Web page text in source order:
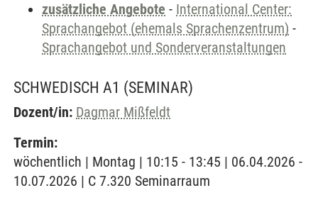
zusätzliche Angebote - International Center:
Sprachangebot (ehemals Sprachenzentrum) -
Sprachangebot und Sonderveranstaltungen
SCHWEDISCH A1 (SEMINAR)
Dozent/in: Dagmar Mißfeldt
Termin:
wöchentlich | Montag | 10:15 - 13:45 | 06.04.2026 -
10.07.2026 | C 7.320 Seminarraum